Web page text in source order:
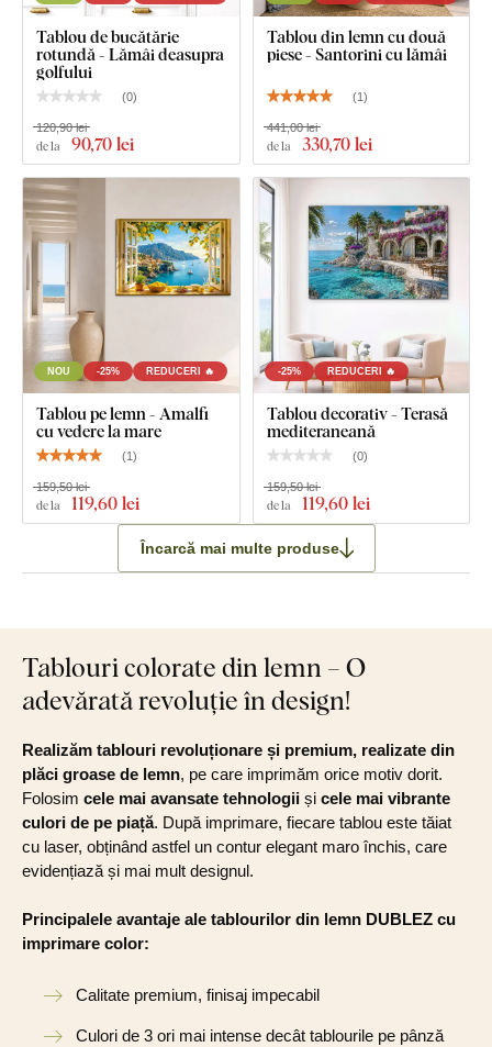
Tablou de bucătărie
rotundă - Lămâi deasupra
golfului
(0)
de la 90,70 lei
120,90 lei
Tablou din lemn cu două
piese - Santorini cu lămâi
(1)
de la 330,70 lei
441,00 lei
NOU -25% REDUCERI 🔥
Tablou pe lemn - Amalfi
cu vedere la mare
(1)
de la 119,60 lei
159,50 lei
-25% REDUCERI 🔥
Tablou decorativ - Terasă
mediteraneană
(0)
de la 119,60 lei
159,50 lei
Încarcă mai multe produse
Tablouri colorate din lemn – O
adevărată revoluție în design!
Realizăm tablouri revoluționare și premium, realizate din
plăci groase de lemn, pe care imprimăm orice motiv dorit.
Folosim cele mai avansate tehnologii și cele mai vibrante
culori de pe piață. După imprimare, fiecare tablou este tăiat
cu laser, obținând astfel un contur elegant maro închis, care
evidențiază și mai mult designul.
Principalele avantaje ale tablourilor din lemn DUBLEZ cu
imprimare color:
Calitate premium, finisaj impecabil
Culori de 3 ori mai intense decât tablourile pe pânză